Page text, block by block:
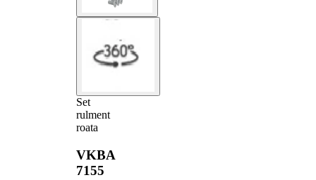
Set
rulment
roata
VKBA
7155